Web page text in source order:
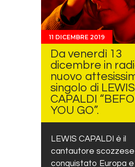
11 DICEMBRE 2019
Da venerdì 13
dicembre in
nuovo
singolo di LEWIS
CAPALDI
YOU GO”.
LEWIS CAPALDI è il
cantautore scozzese
conquistato Europa